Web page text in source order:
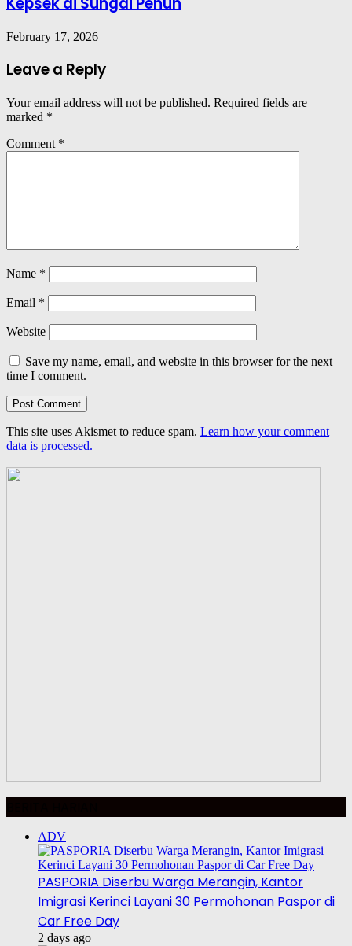
February 17, 2026
Leave a Reply
Your email address will not be published. Required fields are
marked *
Comment *
Name *
Email *
Website
Save my name, email, and website in this browser for the next
time I comment.
This site uses Akismet to reduce spam. Learn how your comment
data is processed.
ADV
PASPORIA Diserbu Warga Merangin, Kantor
Imigrasi Kerinci Layani 30 Permohonan Paspor di
Car Free Day
2 days ago